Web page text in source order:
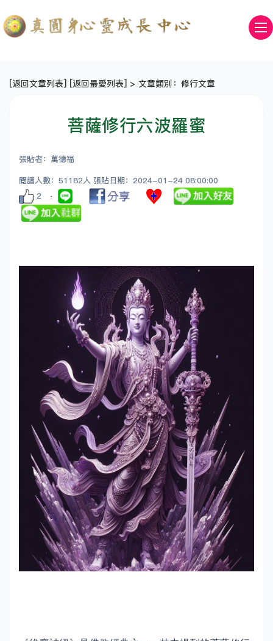
[返回文章列表] [返回最愛列表] > 文章類別：修行文章
菩薩修行六波羅蜜
張貼者：萬德福
閱讀人數：51182人 張貼日期：2024-01-24 08:00:00
2